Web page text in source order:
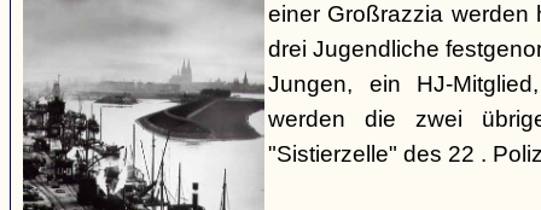
einer Großrazzia werden
drei Jugendliche
Jungen, ein HJ-
werden die zwei
"Sistierzelle" des 22 .